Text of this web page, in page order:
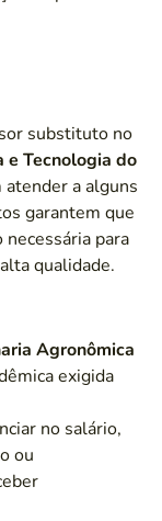
substituto no
e Tecnologia do
atender a alguns
garantem que
para
qualidade.
Agronômica
exigida
no salário,
ou